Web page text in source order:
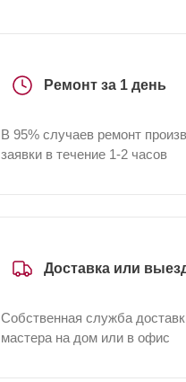
Ремонт за 1 день
В 95% случаев ремонт
заявки в течение 1-2 часов
Доставка или
Собственная служба
мастера на дом или в офис